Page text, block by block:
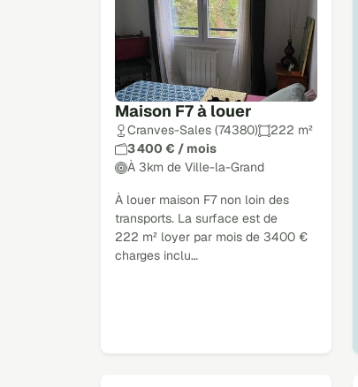
Maison F7 à louer
Cranves-Sales (74380)
222 m²
3 400 € / mois
À 3km de Ville-la-Grand
À louer maison F7 non loin des
transports. La surface est de
222 m² loyer par mois de 3400 €
charges inclu…